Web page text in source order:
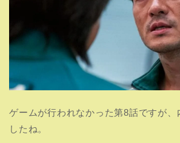
ゲームが行われなかった第8話ですが、
したね。